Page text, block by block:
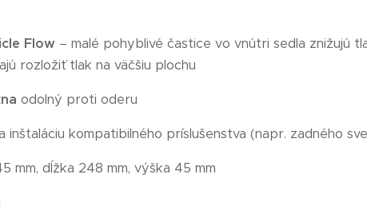
Flow– malé pohyblivé častice vo vnútri sedla znižujú
rozložiť tlak na väčšiu plochu
odolný proti oderu
inštaláciu kompatibilného príslušenstva (napr. zadného
mm, dĺžka 248 mm, výška 45 mm